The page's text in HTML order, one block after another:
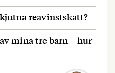
reavinstskatt?
mina tre barn – hur